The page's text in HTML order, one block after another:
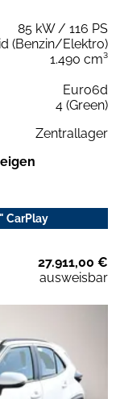
85 kW / 116 PS
(Benzin/Elektro)
1.490 cm³
Euro6d
4 (Green)
Zentrallager
CarPlay
27.911,00 €
ausweisbar